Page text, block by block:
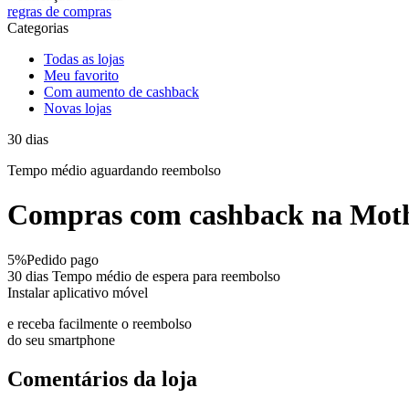
regras de compras
Categorias
Todas as lojas
Meu favorito
Com aumento de cashback
Novas lojas
30 dias
Tempo médio aguardando reembolso
Compras com cashback na
5%Pedido pago
30 dias Tempo médio de espera para reembolso
Instalar aplicativo móvel
e receba facilmente o reembolso
do seu smartphone
Comentários da loja